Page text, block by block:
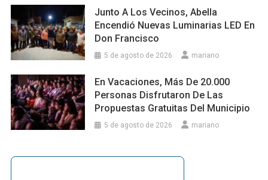
Junto A Los Vecinos, Abella
Encendió Nuevas Luminarias LED En
Don Francisco
5 de agosto de 2026 mariano
En Vacaciones, Más De 20.000
Personas Disfrutaron De Las
Propuestas Gratuitas Del Municipio
5 de agosto de 2026 mariano